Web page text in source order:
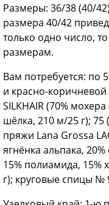
Размеры: 36/38 (40/
размера 40/42
только одно число,
размерам.
Вам потребуется: по
и красно-
SILKHAIR (70%
шёлка, 210 м/25 г); 75
пряжи Lana Grossa
ягнёнка альпака,
15% полиамида, 15%
г); круговые спицы